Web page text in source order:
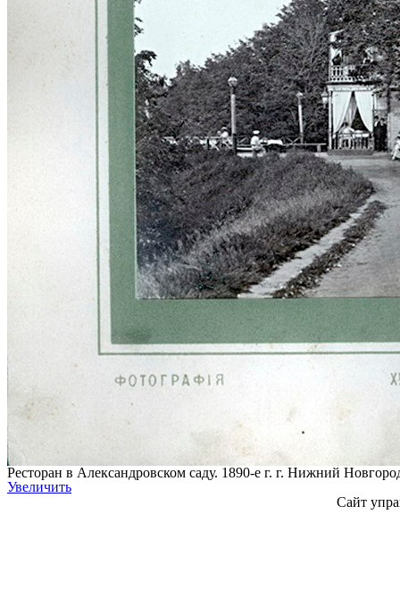
Ресторан в Александровском саду. 1890-е г. г. Нижний
Увеличить
Сайт